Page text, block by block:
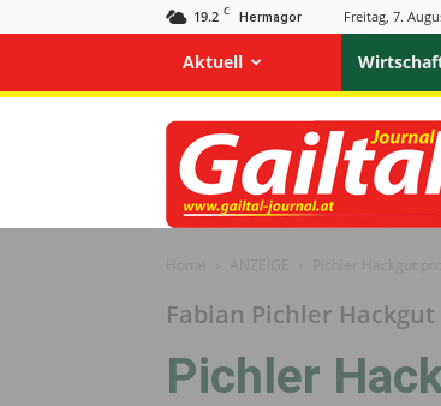
19.2 C Hermagor Freitag, 7.
Aktuell
Gailtal
Journal
Fabian Pichler
Pichler